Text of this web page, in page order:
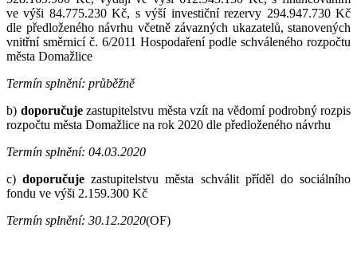
ve výši 84.775.230 Kč, s výší investiční rezervy 294.947.730 Kč
dle předloženého návrhu včetně závazných ukazatelů, stanovených
vnitřní směrnicí č. 6/2011 Hospodaření podle schváleného rozpočtu
města Domažlice
Termín splnění: průběžně
b) doporučujezastupitelstvu města vzít na vědomí podrobný rozpis
rozpočtu města Domažlice na rok 2020 dle předloženého návrhu
Termín splnění: 04.03.2020
c)doporučuje zastupitelstvu města schválit příděl do sociálního
fondu ve výši 2.159.300 Kč
Termín splnění: 30.12.2020(OF)